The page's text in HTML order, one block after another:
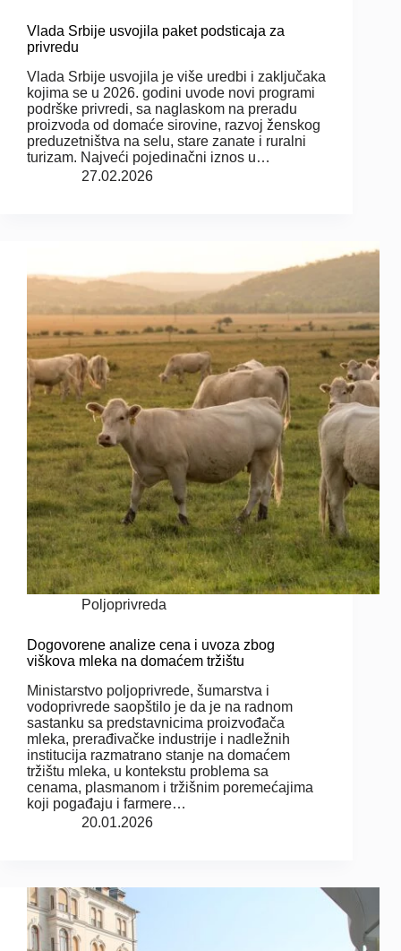
Vlada Srbije usvojila paket podsticaja za
privredu
Vlada Srbije usvojila je više uredbi i zaključaka
kojima se u 2026. godini uvode novi programi
podrške privredi, sa naglaskom na preradu
proizvoda od domaće sirovine, razvoj ženskog
preduzetništva na selu, stare zanate i ruralni
turizam. Najveći pojedinačni iznos u…
27.02.2026
Poljoprivreda
Dogovorene analize cena i uvoza zbog
viškova mleka na domaćem tržištu
Ministarstvo poljoprivrede, šumarstva i
vodoprivrede saopštilo je da je na radnom
sastanku sa predstavnicima proizvođača
mleka, prerađivačke industrije i nadležnih
institucija razmatrano stanje na domaćem
tržištu mleka, u kontekstu problema sa
cenama, plasmanom i tržišnim poremećajima
koji pogađaju i farmere…
20.01.2026